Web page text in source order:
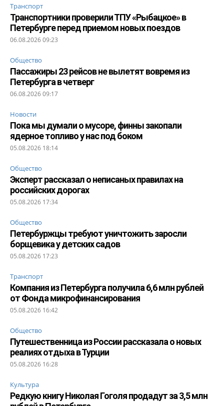
Транспорт
Транспортники проверили ТПУ «Рыбацкое» в
Петербурге перед приемом новых поездов
06.08.2026 09:23
Общество
Пассажиры 23 рейсов не вылетят вовремя из
Петербурга в четверг
06.08.2026 09:17
Новости
Пока мы думали о мусоре, финны закопали
ядерное топливо у нас под боком
05.08.2026 18:14
Общество
Эксперт рассказал о неписаных правилах на
российских дорогах
05.08.2026 17:34
Общество
Петербуржцы требуют уничтожить заросли
борщевика у детских садов
05.08.2026 17:23
Транспорт
Компания из Петербурга получила 6,6 млн рублей
от Фонда микрофинансирования
05.08.2026 16:42
Общество
Путешественница из России рассказала о новых
реалиях отдыха в Турции
05.08.2026 16:28
Культура
Редкую книгу Николая Гоголя продадут за 3,5 млн